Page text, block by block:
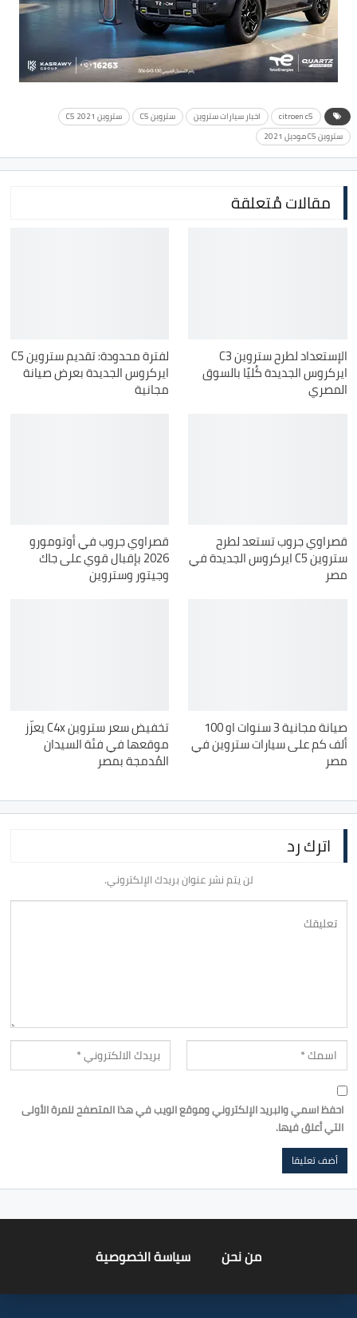
citroen c5 اخبار سيارات ستروين ستروين C5
ستروين C5 2021
ستروين C5 موديل 2021
مقالات مُتعلقة
الإستعداد لطرح ستروين C3
ايركروس الجديدة كُليًا بالسوق
المصري
لفترة محدودة: تقديم ستروين C5
ايركروس الجديدة بعرض صيانة
مجانية
قصراوي جروب تستعد لطرح
ستروين C5 ايركروس الجديدة في
مصر
قصراوي جروب في أوتومورو
2026 بإقبال قوي على جاك
وجيتور وستروين
صيانة مجانية 3 سنوات او 100
ألف كم على سيارات ستروين في
مصر
تخفيض سعر ستروين C4x يعزّز
موقعها في فئة السيدان
المُدمجة بمصر
اترك رد
لن يتم نشر عنوان بريدك الإلكتروني.
احفظ اسمي والبريد الإلكتروني وموقع الويب في هذا المتصفح للمرة الأولى
التي أعلق فيها.
من نحن سياسة الخصوصية